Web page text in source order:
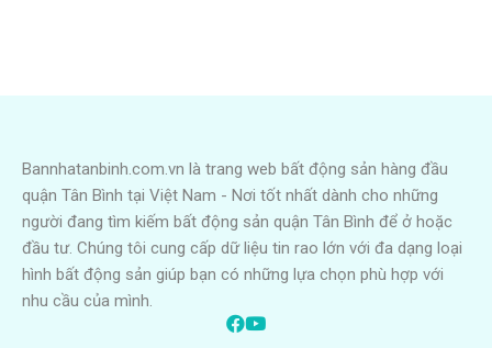
Bannhatanbinh.com.vn là trang web bất động sản hàng đầu
quận Tân Bình tại Việt Nam - Nơi tốt nhất dành cho những
người đang tìm kiếm bất động sản quận Tân Bình để ở hoặc
đầu tư. Chúng tôi cung cấp dữ liệu tin rao lớn với đa dạng loại
hình bất động sản giúp bạn có những lựa chọn phù hợp với
nhu cầu của mình.